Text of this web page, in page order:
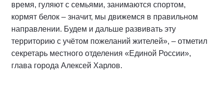
время, гуляют с семьями, занимаются спортом,
кормят белок – значит, мы движемся в правильном
направлении. Будем и дальше развивать эту
территорию с учётом пожеланий жителей», – отметил
секретарь местного отделения «Единой России»,
глава города Алексей Харлов.